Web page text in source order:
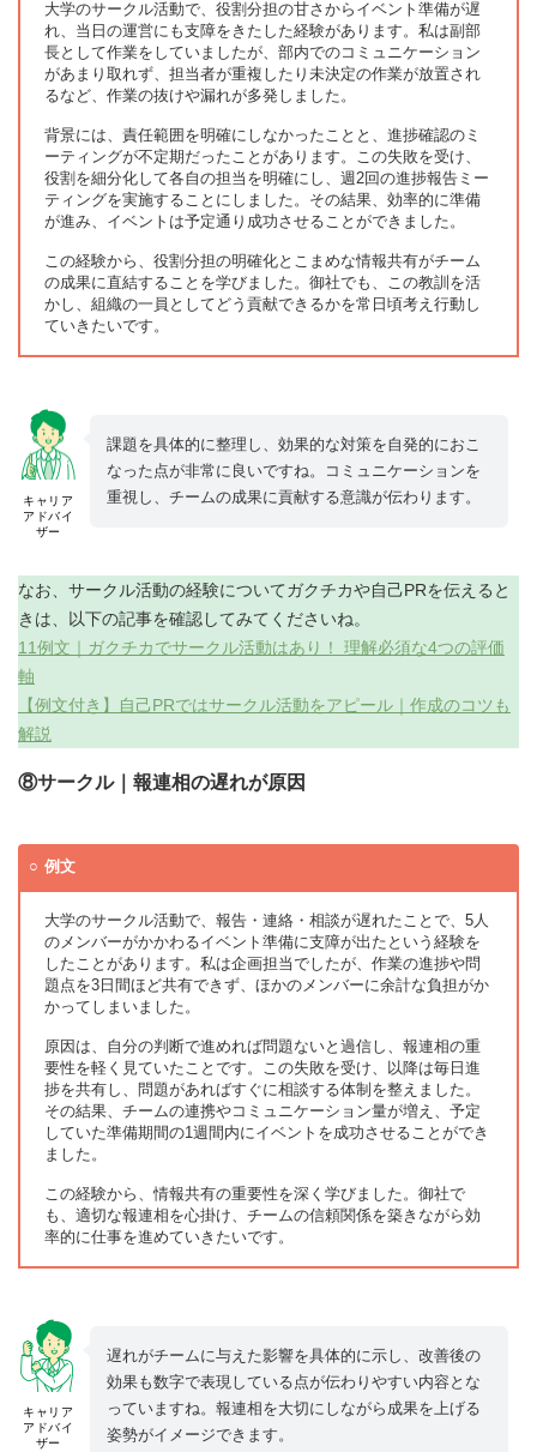
大学のサークル活動で、役割分担の甘さからイベント準備が遅
れ、当日の運営にも支障をきたした経験があります。私は副部
長として作業をしていましたが、部内でのコミュニケーション
があまり取れず、担当者が重複したり未決定の作業が放置され
るなど、作業の抜けや漏れが多発しました。
背景には、責任範囲を明確にしなかったことと、進捗確認のミ
ーティングが不定期だったことがあります。この失敗を受け、
役割を細分化して各自の担当を明確にし、週2回の進捗報告ミー
ティングを実施することにしました。その結果、効率的に準備
が進み、イベントは予定通り成功させることができました。
この経験から、役割分担の明確化とこまめな情報共有がチーム
の成果に直結することを学びました。御社でも、この教訓を活
かし、組織の一員としてどう貢献できるかを常日頃考え行動し
ていきたいです。
キャリア
アドバイ
ザー
課題を具体的に整理し、効果的な対策を自発的におこ
なった点が非常に良いですね。コミュニケーションを
重視し、チームの成果に貢献する意識が伝わります。
なお、サークル活動の経験についてガクチカや自己PRを伝えると
きは、以下の記事を確認してみてくださいね。
11例文｜ガクチカでサークル活動はあり！ 理解必須な4つの評価
軸
【例文付き】自己PRではサークル活動をアピール｜作成のコツも
解説
⑧サークル｜報連相の遅れが原因
例文
大学のサークル活動で、報告・連絡・相談が遅れたことで、5人
のメンバーがかかわるイベント準備に支障が出たという経験を
したことがあります。私は企画担当でしたが、作業の進捗や問
題点を3日間ほど共有できず、ほかのメンバーに余計な負担がか
かってしまいました。
原因は、自分の判断で進めれば問題ないと過信し、報連相の重
要性を軽く見ていたことです。この失敗を受け、以降は毎日進
捗を共有し、問題があればすぐに相談する体制を整えました。
その結果、チームの連携やコミュニケーション量が増え、予定
していた準備期間の1週間内にイベントを成功させることができ
ました。
この経験から、情報共有の重要性を深く学びました。御社で
も、適切な報連相を心掛け、チームの信頼関係を築きながら効
率的に仕事を進めていきたいです。
キャリア
アドバイ
ザー
遅れがチームに与えた影響を具体的に示し、改善後の
効果も数字で表現している点が伝わりやすい内容とな
っていますね。報連相を大切にしながら成果を上げる
姿勢がイメージできます。